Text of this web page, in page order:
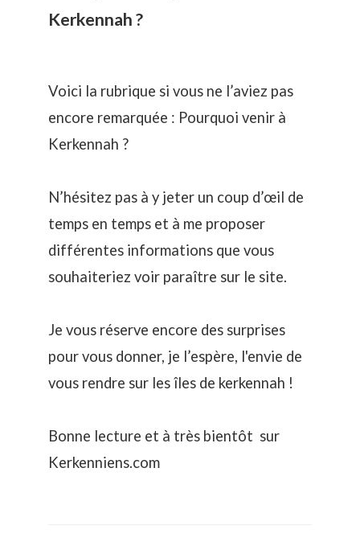
Kerkennah ?
Voici la rubrique si vous ne l’aviez pas
encore remarquée : Pourquoi venir à
Kerkennah ?
N’hésitez pas à y jeter un coup d’œil de
temps en temps et à me proposer
différentes informations que vous
souhaiteriez voir paraître sur le site.
Je vous réserve encore des surprises
pour vous donner, je l’espère, l'envie de
vous rendre sur les îles de kerkennah !
Bonne lecture et à très bientôt sur
Kerkenniens.com